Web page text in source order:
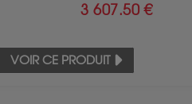
3 607.50 €
VOIR CE PRODUIT